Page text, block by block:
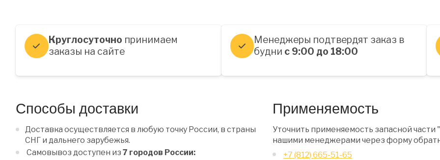
Круглосуточно принимаем
заказы на сайте
Менеджеры подтвердят заказ в
будни с 9:00 до 18:00
Способы доставки
Доставка осуществляется в любую точку России, в страны
СНГ и дальнего зарубежья.
Самовывоз доступен из 7 городов России:
Применяемость
Уточнить применяемость запасной
нашими менеджерами через форму
+7 (812) 665-51-65